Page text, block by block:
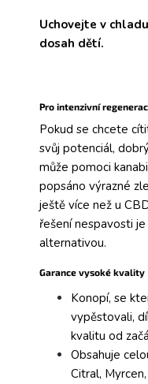
Uchovejte v
dosah dětí.
Pro intenzivní
Pokud se chcete
svůj potenciál,
může pomoci
popsáno výrazné
ještě více než u
řešení nespavosti
alternativou.
Garance vysoké kvality
Konopí, se
vypěstovali,
kvalitu od
Obsahuje
Citral,